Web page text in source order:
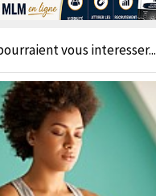
vous interesser...